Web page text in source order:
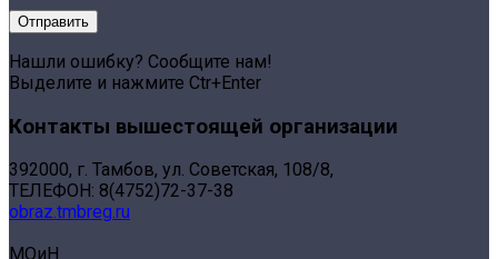
Нашли ошибку? Сообщите нам!
Выделите и нажмите Ctr+Enter
Контакты вышестоящей организации
392000, г. Тамбов, ул. Советская, 108/8,
ТЕЛЕФОН: 8(4752)72-37-38
obraz.tmbreg.ru
МОиН